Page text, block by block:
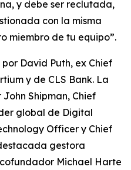
y debe ser reclutada,
con la misma
miembro de tu equipo”.
David Puth, ex Chief
y de CLS Bank. La
Shipman, Chief
global de Digital
Officer y Chief
gestora
Michael Harte